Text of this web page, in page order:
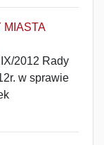
MIASTA
2012 Rady
w sprawie